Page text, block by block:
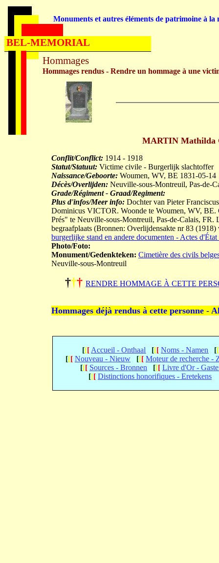
MARTIN Mathilda
Conflit/Conflict: 1914 - 1918
Statut/Statuut: Victime civile - Burgerlijk slachtoffer
Naissance/Geboorte: Woumen, WV, BE 1831-05-14
Décès/Overlijden: Neuville-sous-Montreuil, Pas-de-
Grade/Régiment - Graad/Regiment:
Plus d'infos/Meer info: Dochter van Pieter
Dominicus VICTOR. Woonde te Woumen, WV, BE.
Prés" te Neuville-sous-Montreuil, Pas-de-Calais, FR.
begraafplaats (Bronnen: Overlijdensakte nr 83
burgerlijke stand en andere documenten - Actes
Photo/Foto:
Monument/Gedenkteken: Cimetière des civils
Neuville-sous-Montreuil
††† RENDRE HOMMAGE À CETTE
Hommages déjà rendus à cette personne -
[[[ Accueil - Onthaal [[[ Noms - Namen [[
[[[ Nouveau - Nieuw [[[ Moteur de recherche -
[[[ Sources - Bronnen [[[ Livre d'Or -
[[[ Distinctions honorifiques - Eretekens
Hommages
Hommages rendus - Rendre un hommage à une
Monuments et autres éléments de patrimoine à la
BEL-MEMORIAL